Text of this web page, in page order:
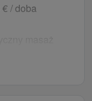
/ doba